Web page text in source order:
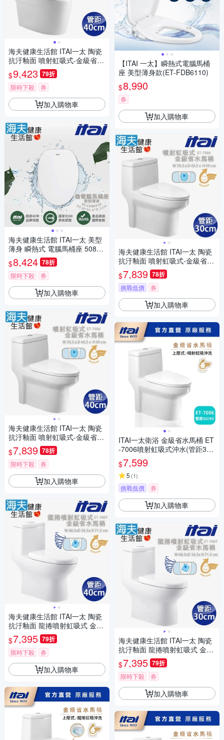
海夫健康生活館 ITAI一太 陶瓷
抗汙釉面 噴射虹吸式-金級省水
馬桶 71x38.5x72cm_ET-7010
管距40cm
$9,423 79折
限時下殺 券
加入購物車
海夫健康生活館 ITAI一太 美型
薄身 瞬熱式 電腦馬桶座 508*3
74*85mm_ET-FDB6110
$8,424 78折
限時下殺 券
加入購物車
海夫健康生活館 ITAI一太 陶瓷
抗汙釉面 噴射虹吸式-金級省水
馬桶 70.5x40.5x69 cm_ET-70
06 管距40cm
$7,839 78折
限時下殺 券
加入購物車
海夫健康生活館 ITAI一太 陶瓷
抗汙釉面 龍捲噴射虹吸式 金級
省水馬桶 68.5x36.5x71.5cm_E
T-7007 管距40cm
$7,395 79折
限時下殺 券
加入購物車
【ITAI 一太】瞬熱式電腦馬桶
座 美型薄身款(ET-FDB6110)
$8,990
券
加入購物車
海夫健康生活館 ITAI一太 陶瓷
抗汙釉面 噴射虹吸式-金級省水
馬桶 70.5x40.5x69 cm_ET-70
06 管距30cm
$7,839 78折
挑戰低價 券
加入購物車
ITAI一太衛浴 金級省水馬桶 ET
-7006噴射虹吸式沖水(管距30/
40)
$7,599
5 (1)
挑戰低價 券
加入購物車
海夫健康生活館 ITAI一太 陶瓷
抗汙釉面 龍捲噴射虹吸式 金級
省水馬桶 68.5x36.5x71.5cm_E
T-7007 管距30cm
$7,395 79折
限時下殺 券
加入購物車